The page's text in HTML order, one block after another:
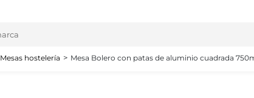
Mesas hostelería Mesa Bolero con patas de aluminio cuadrada